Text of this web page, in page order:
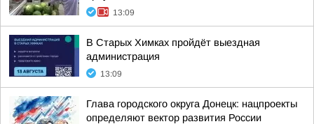
13:09
В Старых Химках пройдёт выездная
администрация
13:09
Глава городского округа Донецк: нацпроекты
определяют вектор развития России